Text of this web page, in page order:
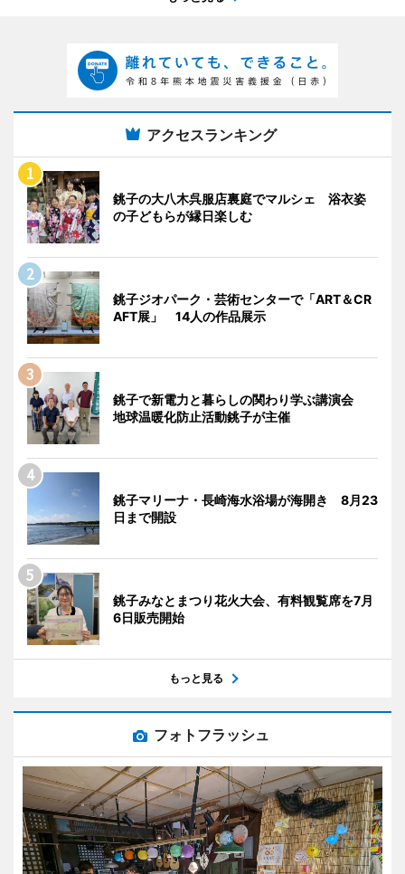
アクセスランキング
銚子の大八木呉服店裏庭でマルシェ 浴衣姿
の子どもらが縁日楽しむ
銚子ジオパーク・芸術センターで「ART＆CR
AFT展」 14人の作品展示
銚子で新電力と暮らしの関わり学ぶ講演会
地球温暖化防止活動銚子が主催
銚子マリーナ・長崎海水浴場が海開き 8月23
日まで開設
銚子みなとまつり花火大会、有料観覧席を7月
6日販売開始
もっと見る
フォトフラッシュ